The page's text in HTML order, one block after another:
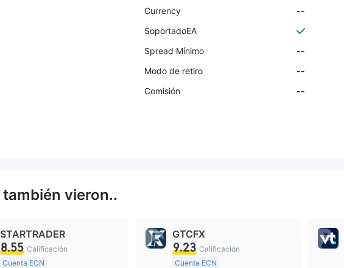
Currency
--
SoportadoEA
Spread Mínimo
--
Modo de retiro
--
Comisión
--
también vieron..
STARTRADER
8.55 Calificación
Cuenta ECN
GTCFX
9.23 Calificación
Cuenta ECN